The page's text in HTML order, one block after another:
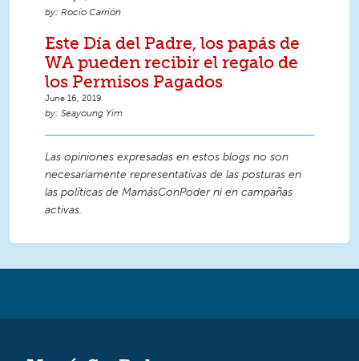
Rocío Carrión
Este Día del Padre, los papás de
WA pueden recibir el regalo de
los Permisos Pagados
June 16, 2019
Seayoung Yim
Las opiniones expresadas en estos blogs no son
necesariamente representativas de las posturas en
las políticas de MamásConPoder ni en campañas
activas.